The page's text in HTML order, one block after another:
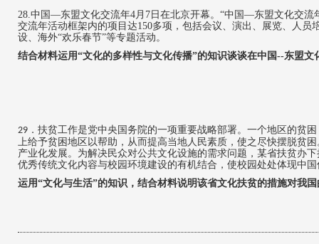
28.中国 —东盟文化交流年4月 7 日在北京开幕。“中国—东盟文化交流
交流年活动框架内的项目达150多项，包括会议、演出、展览、人员
设、海外“欢乐春节”等专题活动。
结合材料运用“文化的多样性与文化传播”的知识谈谈在中国--东盟文
29 ． 扶贫工作是党中央国务院的一项重要战略部署。一个地区的贫
上给予贫困地区以帮助，从而提高当地人民素质，使之尽快摆脱贫
产业化发展。为解决民众对公共文化设施的需求问题，某省扶贫办
优秀传统文化内容与校园环境建设的有机结合，使校园处处体现中
运用“文化与生活”的知识， 结合材料说明该省文化扶贫的措施对我